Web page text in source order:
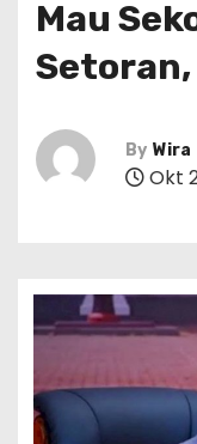
Mau
Setoran,
By Wira
Okt